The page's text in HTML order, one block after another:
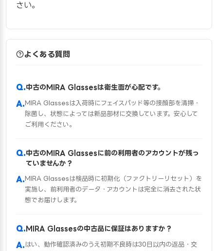
さい。
よくある質問
中古のMIRA Glassesは衛生面が心配です。
MIRA Glassesは入荷時にフェイスパッド等の接顔部を清掃・
除菌し、状態によっては新品部材に交換しています。安心して
ご利用ください。
中古のMIRA Glassesに前の利用者のアカウントが残っ
ていませんか？
MIRA Glassesは検品時に初期化（ファクトリーリセット）を
実施し、前利用者のデータ・アカウントは完全に消去された状
態でお届けします。
MIRA Glassesの中古品に保証はありますか？
はい、動作確認済みのうえ初期不良時は30日以内の返品・交